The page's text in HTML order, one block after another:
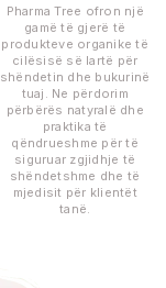
Pharma Tree ofron një
gamë të gjerë të
produkteve organike të
cilësisë së lartë për
shëndetin dhe bukurinë
tuaj. Ne përdorim
përbërës natyralë dhe
praktika të
qëndrueshme për të
siguruar zgjidhje të
shëndetshme dhe të
mjedisit për klientët
tanë.